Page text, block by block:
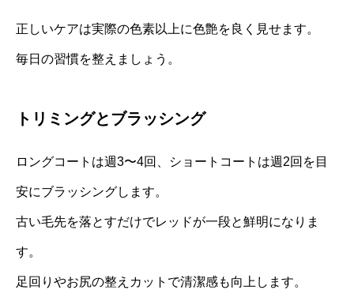
正しいケアは実際の色素以上に色艶を良く見せます。
毎日の習慣を整えましょう。
トリミングとブラッシング
ロングコートは週3〜4回、ショートコートは週2回を目
安にブラッシングします。
古い毛先を落とすだけでレッドが一段と鮮明になりま
す。
足回りやお尻の整えカットで清潔感も向上します。